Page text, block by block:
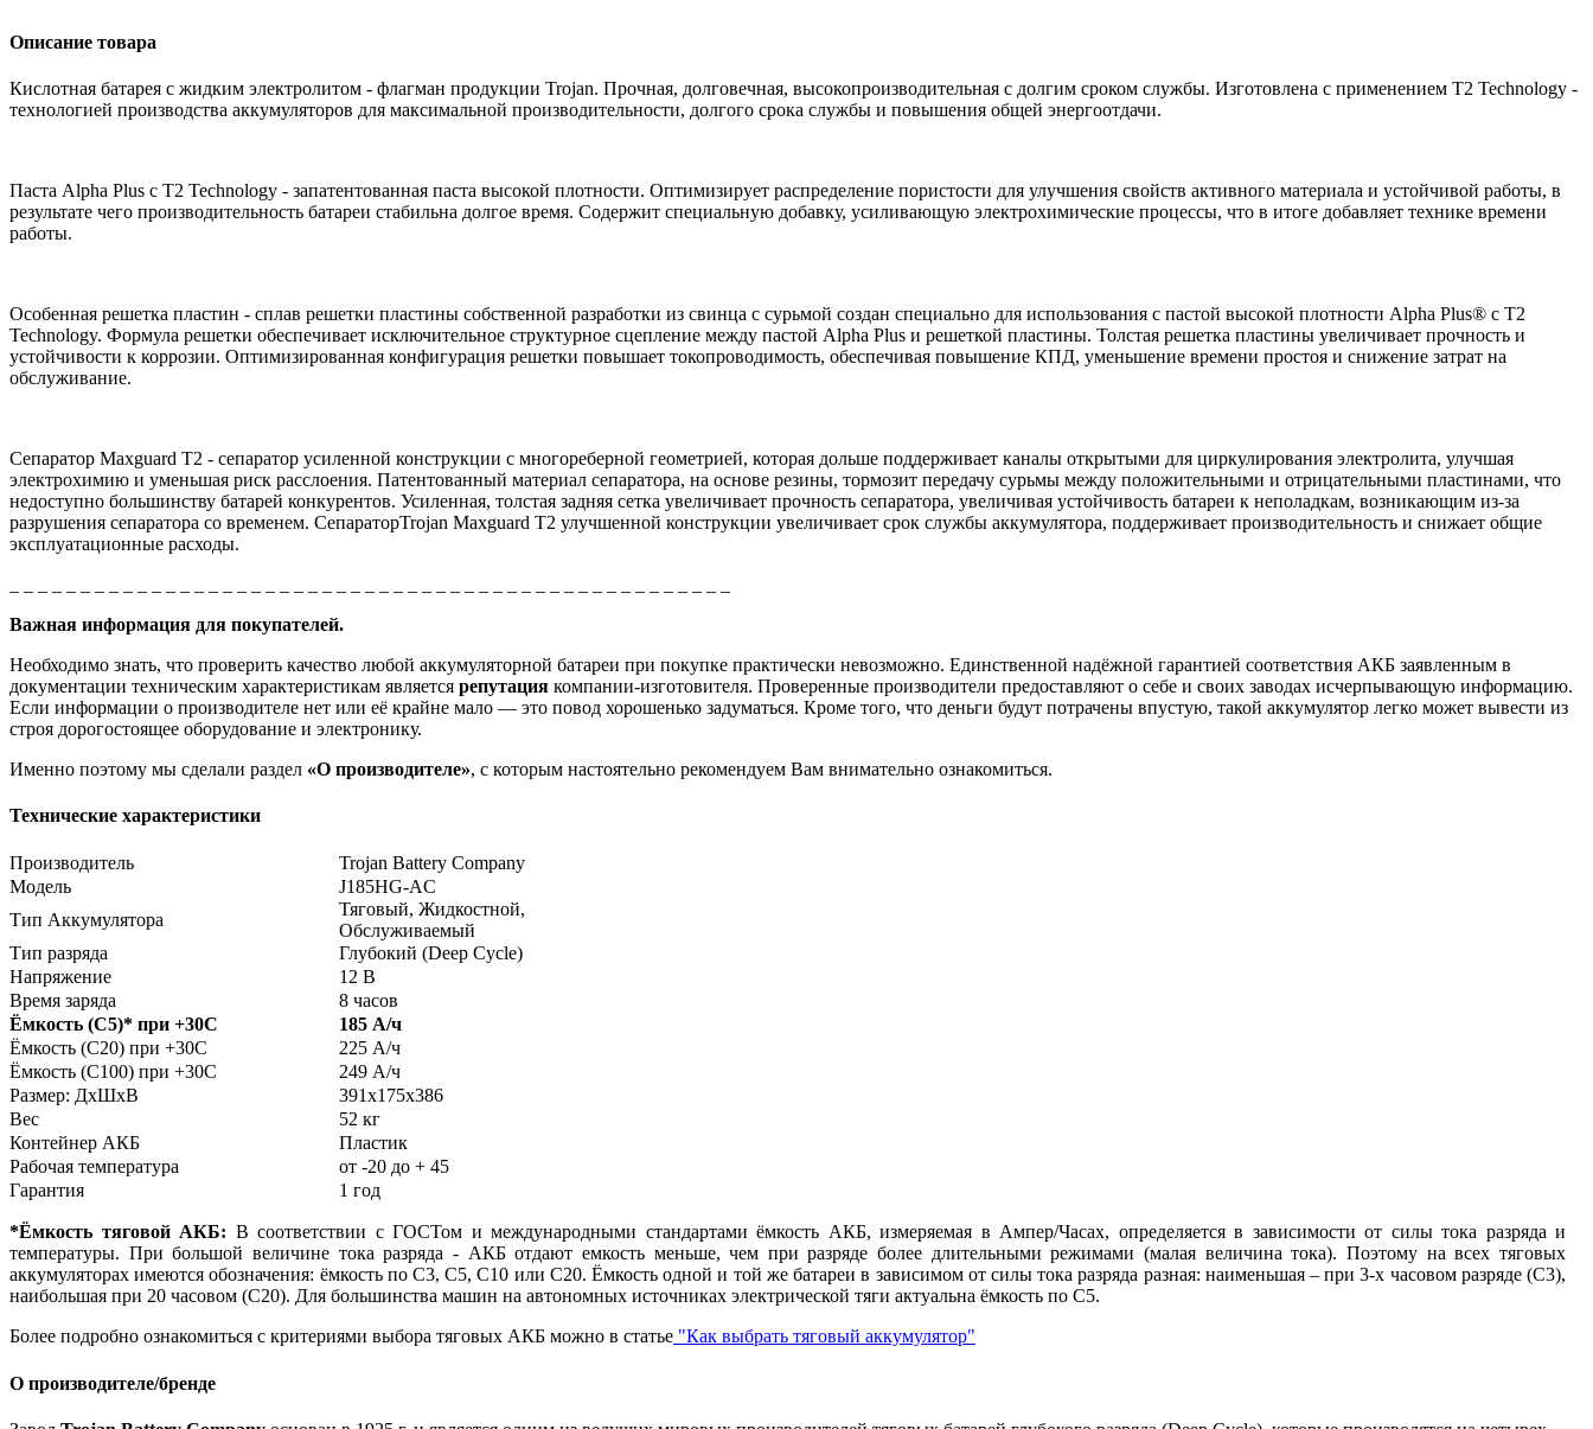
Описание товара
Кислотная батарея с жидким электролитом - флагман продукции Trojan. Прочная, долговечная, высокопроизводительная с долгим сроком службы. Изготовлена с применением T2 Technology -
технологией производства аккумуляторов для максимальной производительности, долгого срока службы и повышения общей энергоотдачи.
Паста Alpha Plus с T2 Technology - запатентованная паста высокой плотности. Оптимизирует распределение пористости для улучшения свойств активного материала и устойчивой работы, в
результате чего производительность батареи стабильна долгое время. Содержит специальную добавку, усиливающую электрохимические процессы, что в итоге добавляет технике времени
работы.
Особенная решетка пластин - сплав решетки пластины собственной разработки из свинца с сурьмой создан специально для использования с пастой высокой плотности Alpha Plus® с T2
Technology. Формула решетки обеспечивает исключительное структурное сцепление между пастой Alpha Plus и решеткой пластины. Толстая решетка пластины увеличивает прочность и
устойчивости к коррозии. Оптимизированная конфигурация решетки повышает токопроводимость, обеспечивая повышение КПД, уменьшение времени простоя и снижение затрат на
обслуживание.
Сепаратор Maxguard T2 - сепаратор усиленной конструкции c многореберной геометрией, которая дольше поддерживает каналы открытыми для циркулирования электролита, улучшая
электрохимию и уменьшая риск расслоения. Патентованный материал сепаратора, на основе резины, тормозит передачу сурьмы между положительными и отрицательными пластинами, что
недоступно большинству батарей конкурентов. Усиленная, толстая задняя сетка увеличивает прочность сепаратора, увеличивая устойчивость батареи к неполадкам, возникающим из-за
разрушения сепаратора со временем. СепараторTrojan Maxguard T2 улучшенной конструкции увеличивает срок службы аккумулятора, поддерживает производительность и снижает общие
эксплуатационные расходы.
Важная информация для покупателей.
Необходимо знать, что проверить качество любой аккумуляторной батареи при покупке практически невозможно. Единственной надёжной гарантией соответствия АКБ заявленным в
документации техническим характеристикам является репутация компании-изготовителя. Проверенные производители предоставляют о себе и своих заводах исчерпывающую информацию.
Если информации о производителе нет или её крайне мало — это повод хорошенько задуматься. Кроме того, что деньги будут потрачены впустую, такой аккумулятор легко может вывести из
строя дорогостоящее оборудование и электронику.
Именно поэтому мы сделали раздел «О производителе», с которым настоятельно рекомендуем Вам внимательно ознакомиться.
Технические характеристики
Производитель
Trojan Battery Company
Модель
J185HG-AC
Тип Аккумулятора
Тяговый, Жидкостной,
Обслуживаемый
Тип разряда
Глубокий (Deep Cycle)
Напряжение
12 В
Время заряда
8 часов
Ёмкость (С5)* при +30С
185 А/ч
Ёмкость (С20) при +30С
225 А/ч
Ёмкость (С100) при +30С
249 А/ч
Размер: ДхШхВ
391х175х386
Вес
52 кг
Контейнер АКБ
Пластик
Рабочая температура
от -20 до + 45
Гарантия
1 год
*Ёмкость тяговой АКБ: В соответствии с ГОСТом и международными стандартами ёмкость АКБ, измеряемая в Ампер/Часах, определяется в зависимости от силы тока разряда и
температуры. При большой величине тока разряда - АКБ отдают емкость меньше, чем при разряде более длительными режимами (малая величина тока). Поэтому на всех тяговых
аккумуляторах имеются обозначения: ёмкость по С3, С5, С10 или С20. Ёмкость одной и той же батареи в зависимом от силы тока разряда разная: наименьшая – при 3-х часовом разряде (С3),
наибольшая при 20 часовом (С20). Для большинства машин на автономных источниках электрической тяги актуальна ёмкость по С5.
Более подробно ознакомиться с критериями выбора тяговых АКБ можно в статье "Как выбрать тяговый аккумулятор"
О производителе/бренде